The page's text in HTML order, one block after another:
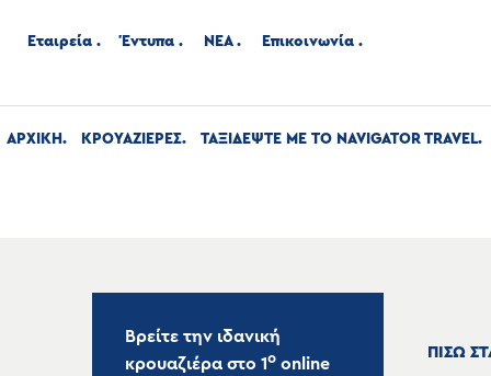
Εταιρεία Έντυπα ΝΕΑ Επικοινωνία
ΑΡΧΙΚΉ ΚΡΟΥΑΖΙΕΡΕΣ ΤΑΞΙΔΕΨΤΕ ΜΕ ΤΟ NAVIGATOR TRAVEL
Βρείτε την ιδανική
κρουαζιέρα στο 1ο online
ΠΙΣΩ